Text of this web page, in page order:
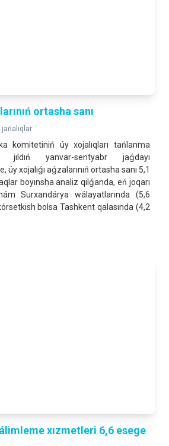
ortasha sanı
jańalıqlar
komitetiniń úy xojalıqları tańlanma
yanvar-sentyabr jaǵdayı
úy xojalıǵı aǵzalarınıń ortasha sanı 5,1
boyınsha analiz qilǵanda, eń joqarı
Surxandárya wálayatlarında (5,6
bolsa Tashkent qalasında (4,2
xızmetleri 6,6 esege